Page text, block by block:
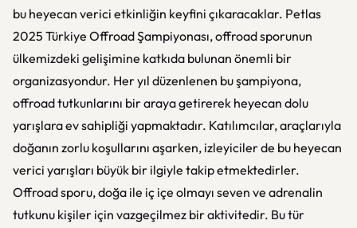
bu heyecan verici etkinliğin keyfini çıkaracaklar. Petlas
2025 Türkiye Offroad Şampiyonası, offroad sporunun
ülkemizdeki gelişimine katkıda bulunan önemli bir
organizasyondur. Her yıl düzenlenen bu şampiyona,
offroad tutkunlarını bir araya getirerek heyecan dolu
yarışlara ev sahipliği yapmaktadır. Katılımcılar, araçlarıyla
doğanın zorlu koşullarını aşarken, izleyiciler de bu heyecan
verici yarışları büyük bir ilgiyle takip etmektedirler.
Offroad sporu, doğa ile iç içe olmayı seven ve adrenalin
tutkunu kişiler için vazgeçilmez bir aktivitedir. Bu tür